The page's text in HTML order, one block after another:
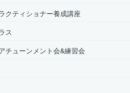
クティショナー養成講座
ス
ューンメント会&練習会